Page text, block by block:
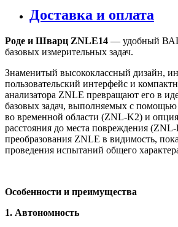
Доставка и оплата
Роде и Шварц ZNLE14 — удобный
базовых измерительных задач.
Знаменитый высококлассный дизайн,
пользовательский интерфейс и
анализатора ZNLE превращают его в
базовых задач, выполняемых с
во временной области (ZNL-K2) и
расстояния до места повреждения
преобразования ZNLE в видимость,
проведения испытаний общего
Особенности и преимущества
1. Автономность